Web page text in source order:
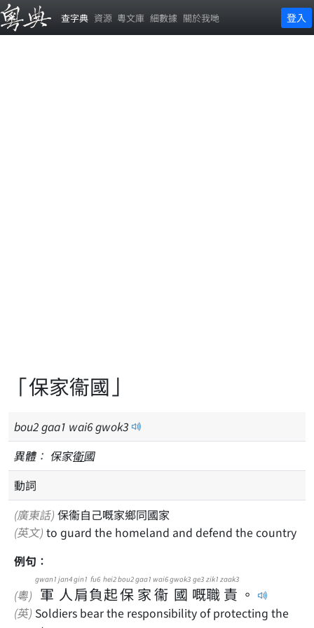
查字典 資源 粵文庫 細數據 關於我哋 登入
「保家衞國」
bou2gaa1 wai6gwok3
異體： 保家衛國
動詞
(廣東話) 保衞自己嘅家鄉同國家
(英文) to guard the homeland and defend the country
例句：
(粵) 軍
gwan1
人
jan4
肩
gin1
負
fu6
起
hei2
保
bou2
家
gaa1
衞
wai6
國
gwok3
嘅
ge3
職
zik1
責
zaak3
。
(英) Soldiers bear the responsibility of protecting the